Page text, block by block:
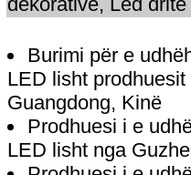
Burimi për e
LED lisht
Guangdong, Kinë
Prodhuesi i e
LED lisht nga